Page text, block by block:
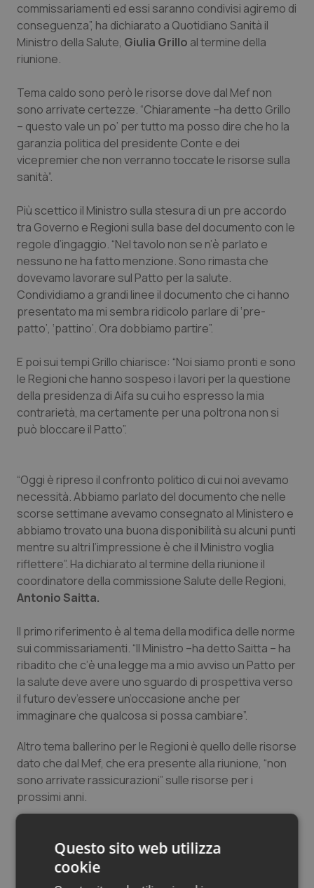
Oncologia & Nutrizione
Psoriasi & pelle
Quotidiano Cardiologia
Quotidiano Chirurgia
Quotidiano Oncologia
Quotidiano Pediatria
Rene & patologie urogenitali
Salute orale & impianti
Sangue & coagulazione
Tumore al seno
Tumore ovarico
Tumori gastrointestinali
Ulcera & Reflusso
Vaccini
commissariamenti ed essi saranno condivisi agiremo di
conseguenza”, ha dichiarato a Quotidiano Sanità il
Ministro della Salute, Giulia Grillo al termine della
riunione.
Tema caldo sono però le risorse dove dal Mef non
sono arrivate certezze. “Chiaramente –ha detto Grillo
– questo vale un po’ per tutto ma posso dire che ho la
garanzia politica del presidente Conte e dei
vicepremier che non verranno toccate le risorse sulla
sanità”.
Più scettico il Ministro sulla stesura di un pre accordo
tra Governo e Regioni sulla base del documento con le
regole d’ingaggio. “Nel tavolo non se n’è parlato e
nessuno ne ha fatto menzione. Sono rimasta che
dovevamo lavorare sul Patto per la salute.
Condividiamo a grandi linee il documento che ci hanno
presentato ma mi sembra ridicolo parlare di ‘pre-
patto’, ‘pattino’. Ora dobbiamo partire”.
E poi sui tempi Grillo chiarisce: “Noi siamo pronti e sono
le Regioni che hanno sospeso i lavori per la questione
della presidenza di Aifa su cui ho espresso la mia
contrarietà, ma certamente per una poltrona non si
può bloccare il Patto”.
“Oggi è ripreso il confronto politico di cui noi avevamo
necessità. Abbiamo parlato del documento che nelle
scorse settimane avevamo consegnato al Ministero e
abbiamo trovato una buona disponibilità su alcuni punti
mentre su altri l’impressione è che il Ministro voglia
riflettere”. Ha dichiarato al termine della riunione il
coordinatore della commissione Salute delle Regioni,
Antonio Saitta.
Il primo riferimento è al tema della modifica delle norme
sui commissariamenti. “Il Ministro –ha detto Saitta – ha
ribadito che c’è una legge ma a mio avviso un Patto per
la salute deve avere uno sguardo di prospettiva verso
il futuro dev’essere un’occasione anche per
immaginare che qualcosa si possa cambiare”.
Altro tema ballerino per le Regioni è quello delle risorse
dato che dal Mef, che era presente alla riunione, “non
sono arrivate rassicurazioni” sulle risorse per i
prossimi anni.
partire con i tavoli operativi si dovrebbe procedere,
dopo una riflessione del Ministro con i sottosegretari
Questo sito web utilizza
cookie